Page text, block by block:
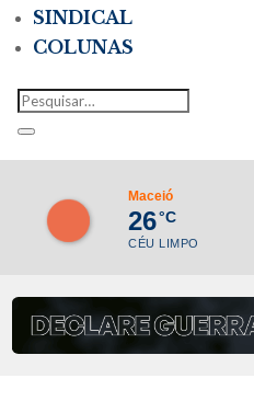
SINDICAL
COLUNAS
Maceió
26°C
CÉU LIMPO